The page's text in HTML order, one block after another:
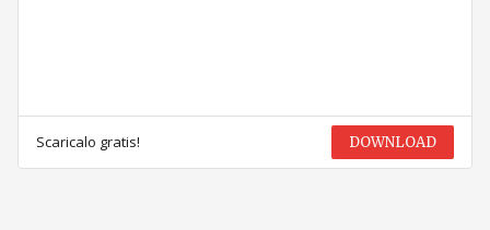
Scaricalo gratis! DOWNLOAD